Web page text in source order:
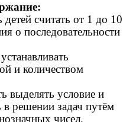
считать от 1 до 10
о последовательности
и количеством
выделять условие и
в решении задач путём
чисел.